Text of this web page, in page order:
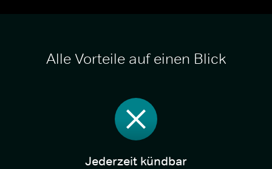
Alle Vorteile auf einen Blick
Jederzeit kündbar